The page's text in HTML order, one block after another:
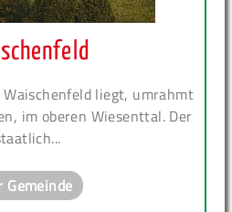
liegt, umrahmt
im oberen Wiesenttal. Der
Gemeinde